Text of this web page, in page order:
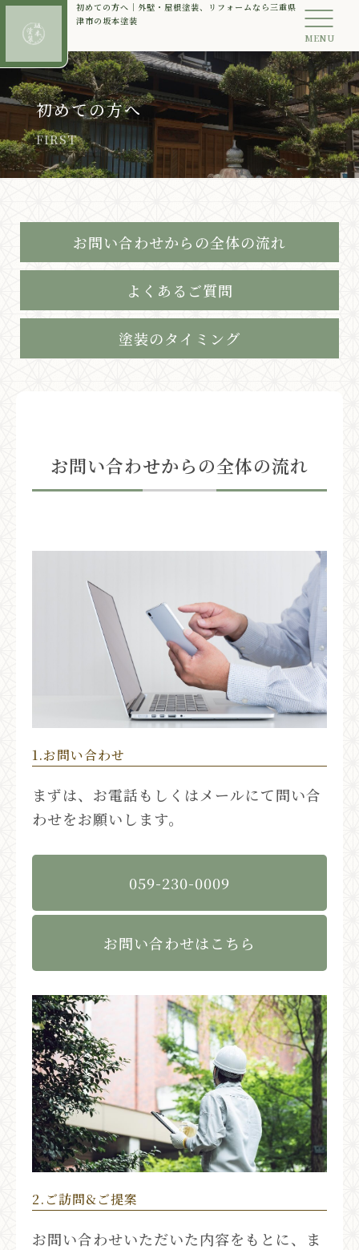
初めての方へ｜外壁・屋根塗装、リフォームなら三重県
津市の坂本塗装
MENU
初めての方へ
FIRST
お問い合わせからの全体の流れ
よくあるご質問
塗装のタイミング
お問い合わせからの全体の流れ
1.お問い合わせ
まずは、お電話もしくはメールにて問い合
わせをお願いします。
059-230-0009
お問い合わせはこちら
2.ご訪問&ご提案
お問い合わせいただいた内容をもとに、ま